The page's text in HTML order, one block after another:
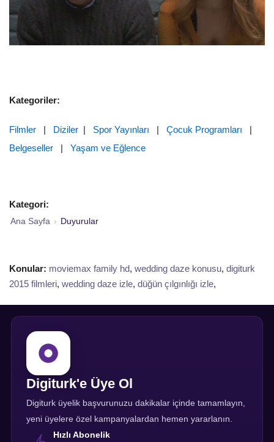
Kategoriler:
Filmler | Diziler | Spor Yayınları | Çocuk Programları |
Belgeseller | Yaşam ve Eğlence
Kategori:
Ana Sayfa › Duyurular
Konular: moviemax family hd, wedding daze konusu, digiturk
2015 filmleri, wedding daze izle, düğün çılgınlığı izle,
Digiturk'e Üye Ol
Digiturk üyelik başvurunuzu dakikalar içinde tamamlayın,
yeni üyelere özel kampanyalardan hemen yararlanın.
Hızlı Abonelik